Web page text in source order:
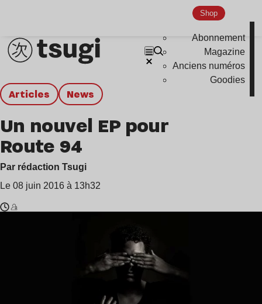
Shop
Abonnement
Magazine
Anciens numéros
Goodies
Articles news
Un nouvel EP pour
Route 94
Par rédaction Tsugi
Le 08 juin 2016 à 13h32